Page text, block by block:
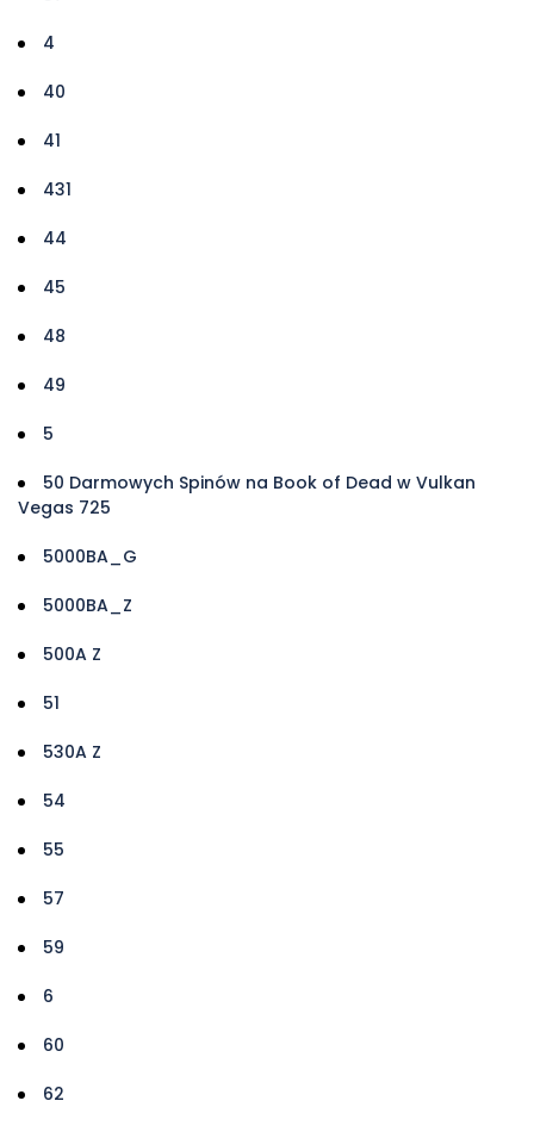
4
40
41
431
44
45
48
49
5
50 Darmowych Spinów na Book of Dead w Vulkan
Vegas 725
5000BA_G
5000BA_Z
500A Z
51
530A Z
54
55
57
59
6
60
62